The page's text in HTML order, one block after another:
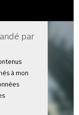
par
à mon